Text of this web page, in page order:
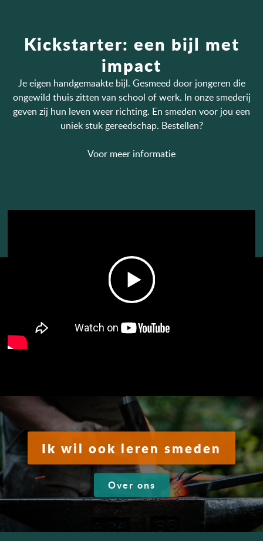
Kickstarter: een bijl met
impact
Je eigen handgemaakte bijl. Gesmeed door jongeren die
ongewild thuis zitten van school of werk. In onze smederij
geven zij hun leven weer richting. En smeden voor jou een
uniek stuk gereedschap. Bestellen?
Voor meer informatie
Ik wil ook leren smeden
Over ons